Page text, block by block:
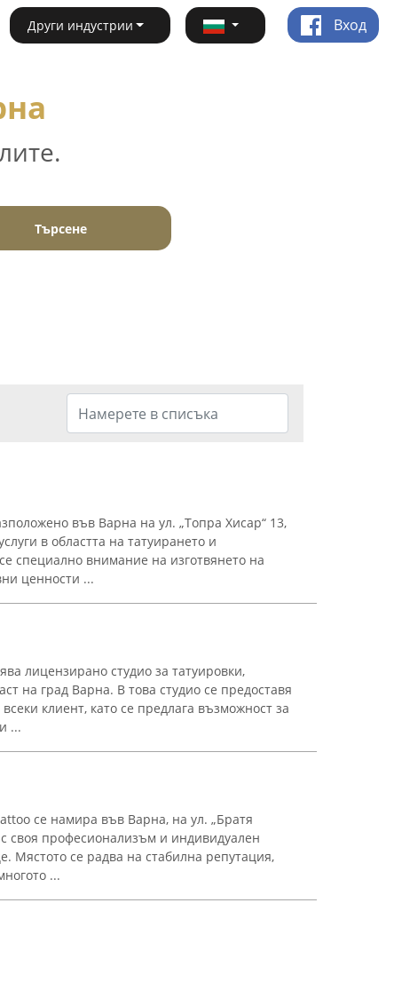
Други индустрии Вход
Търсене
във Варна на ул. „Топра Хисар“ 13,
в областта на татуирането и
специално внимание на изготвянето на
ценности ...
лицензирано студио за татуировки,
на град Варна. В това студио се предоставя
клиент, като се предлага възможност за
...
се намира във Варна, на ул. „Братя
своя професионализъм и индивидуален
Мястото се радва на стабилна репутация,
...